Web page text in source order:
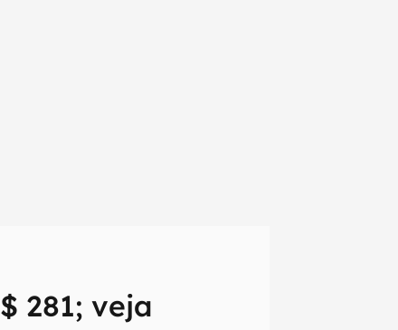
281; veja